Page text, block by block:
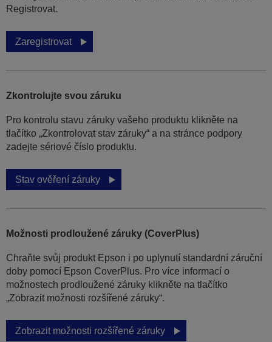
Registrovat.
Zaregistrovat
Zkontrolujte svou záruku
Pro kontrolu stavu záruky vašeho produktu klikněte na
tlačítko „Zkontrolovat stav záruky“ a na stránce podpory
zadejte sériové číslo produktu.
Stav ověření záruky
Možnosti prodloužené záruky (CoverPlus)
Chraňte svůj produkt Epson i po uplynutí standardní záruční
doby pomocí Epson CoverPlus. Pro více informací o
možnostech prodloužené záruky klikněte na tlačítko
„Zobrazit možnosti rozšířené záruky“.
Zobrazit možnosti rozšířené záruky